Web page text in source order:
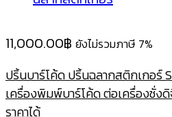
11,000.00฿ ยังไม่รวมภาษี 7%
ปริ้นบาร์โค้ด ปริ้นฉลากสติกเกอร์
เครื่องพิมพ์บาร์โค้ด ต่อเครื่องชั่
ราคาได้